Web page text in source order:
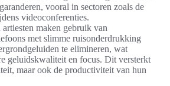
vooral in sectoren zoals de
videoconferenties.
maken gebruik van
met slimme ruisonderdrukking
te elimineren, wat
geluidskwaliteit en focus. Dit versterkt
maar ook de productiviteit van hun